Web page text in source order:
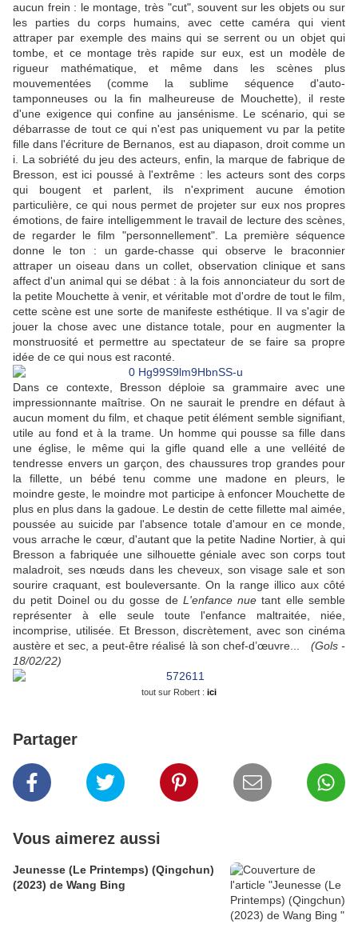
aucun frein : le montage, très "cut", souvent sur les objets ou sur
les parties du corps humains, avec cette caméra qui vient
attraper par exemple des mains qui se serrent ou un objet qui
tombe, et ce montage très rapide sur eux, est un modèle de
rigueur mathématique, et même dans les scènes plus
mouvementées (comme la sublime séquence d'auto-
tamponneuses ou la fin malheureuse de Mouchette), il reste
d'une exigence qui confine au jansénisme. Le scénario, qui se
débarrasse de tout ce qui n'est pas uniquement vu par la petite
fille dans l'écriture de Bernanos, est au diapason, droit comme un
i. La sobriété du jeu des acteurs, enfin, la marque de fabrique de
Bresson, est ici poussé à l'extrême : les acteurs sont des corps
qui bougent et parlent, ils n'expriment aucune émotion
particulière, ce qui nous permet de projeter sur eux nos propres
émotions, de faire intelligemment le travail de lecture des scènes,
de regarder le film "personnellement". La première séquence
donne le ton : un garde-chasse qui observe le braconnier
attraper un oiseau dans un collet, observation clinique et sans
affect d'un animal qui se débat : à la fois annonciateur du sort de
la petite Mouchette à venir, et véritable mot d'ordre de tout le film,
cette scène est une sorte de manifeste esthétique. Il va s'agir de
jouer la chose avec une distance totale, pour en augmenter la
monstruosité et permettre au spectateur de se faire sa propre
idée de ce qui nous est raconté.
Dans ce contexte, Bresson déploie sa grammaire avec une
impressionnante maîtrise. On ne saurait le prendre en défaut à
aucun moment du film, et chaque petit élément semble signifiant,
utile au fond et à la trame. Un homme qui pousse sa fille dans
une église, le même qui la gifle quand elle a une velléité de
tendresse envers un garçon, des chaussures trop grandes pour
la fillette, un bébé tenu comme une madone en pleurs, le
moindre geste, le moindre mot participe à enfoncer Mouchette de
plus en plus dans la gadoue. Le destin de cette fillette mal aimée,
poussée au suicide par l'absence totale d'amour en ce monde,
vous arrache le cœur, d'autant que la petite Nadine Nortier, à qui
Bresson a fabriquée une silhouette géniale avec son corps tout
maladroit, ses nœuds dans les cheveux, son visage sale et son
sourire craquant, est bouleversante. On la range illico aux côté
du petit Doinel ou du gosse de L'enfance nue tant elle semble
représenter à elle seule toute l'enfance maltraitée, niée,
incomprise, utilisée. Et Bresson, discrètement, avec son cinéma
austère et sec, a peut-être réalisé là son chef-d’œuvre... (Gols -
18/02/22)
tout sur Robert : ici
Partager
Vous aimerez aussi
Jeunesse (Le Printemps) (Qingchun)
(2023) de Wang Bing